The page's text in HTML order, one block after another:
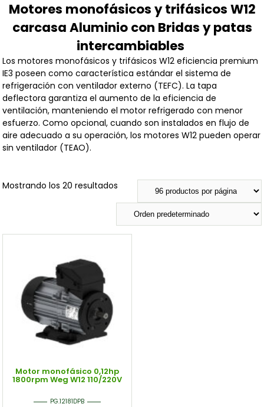
Motores monofásicos y trifásicos W12
carcasa Aluminio con Bridas y patas
intercambiables
Los motores monofásicos y trifásicos W12 eficiencia premium
IE3 poseen como característica estándar el sistema de
refrigeración con ventilador externo (TEFC). La tapa
deflectora garantiza el aumento de la eficiencia de
ventilación, manteniendo el motor refrigerado con menor
esfuerzo. Como opcional, cuando son instalados en flujo de
aire adecuado a su operación, los motores W12 pueden operar
sin ventilador (TEAO).
Voltaje
Velocidad
Patas
Patas
Mostrando los 20 resultados
Motor monofásico 0,12hp
1800rpm Weg W12 110/220V
PG.12181DPB